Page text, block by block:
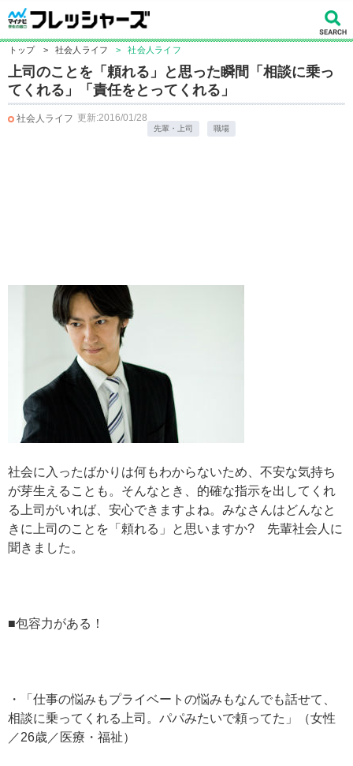
トップ > 社会人ライフ > 社会人ライフ
上司のことを「頼れる」と思った瞬間「相談に乗っ
てくれる」「責任をとってくれる」
社会人ライフ 更新:2016/01/28
先輩・上司 職場
社会に入ったばかりは何もわからないため、不安な気持ち
が芽生えることも。そんなとき、的確な指示を出してくれ
る上司がいれば、安心できますよね。みなさんはどんなと
きに上司のことを「頼れる」と思いますか? 先輩社会人に
聞きました。
■包容力がある！
・「仕事の悩みもプライベートの悩みもなんでも話せて、
相談に乗ってくれる上司。パパみたいで頼ってた」（女性
／26歳／医療・福祉）